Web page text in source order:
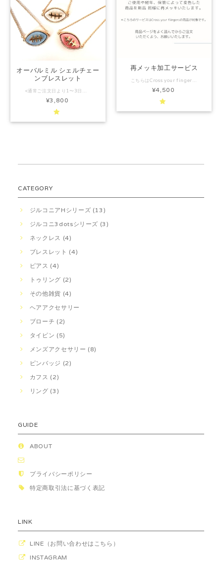
オーバルミル シェルチェー
ンブレスレット
<通常ご注文日より1〜3日以内（土日祝除く）の発送となります。特定期間発送作業をお休みさせて頂く場合はインスタグラム、及びショップトップページにてお知らせさせていただいております。> 商品のお問い合わせはLINEにてお気軽に♡→https://lin.ee/XDhzj7W かぶせ箱にリボンは有料ギフトラッピングイメージです。ご希望の場合はかならずオプションにてギフトラッピングをご選択ください。 特別な加工設備と高度な技術を持った限られた職人さんしか作ることができない、特別な素材であるフレンチプラスチック。 柔軟性が高く、手磨きで一つ一つ丁寧にに仕上げられています。 そんな貴重なフレンチプラスチックからとても綺麗なシェル調の３色を使用し、台座の周りには可愛らしいミル玉を配置したラグビーボールモチーフのブレスレットです。 他にはないラグビーグッズ、ラグビーアクセサリーをお探しの方、ラグビー好きな方へのプレゼントに是非♡ ＜ギフトラッピング/ペーパーバッグについて＞ オプションにてご選択ください。(オプションを選択せずに、備考欄に"ラッピング希望"等の記載があった場合には通常ラッピングにてお送りさせていただきます。) ギフト直送の場合、外装に「依頼主様」としてご注文者様のお名前を記載させていただきます。 納品書は同封致しません。ご入用の場合はご購入者様に別途メールさせていただきますので、備考欄にご記入ください。 ペーパーバッグは折り畳んで納品させていただきます。 （素材の特性上、若干の傷や押跡がついている場合がございます。ご了承ください。） 他のアイテムとセットでラッピングをご希望の場合は、どちらかの商品ページのオプションでラッピングをご選択ください。備考欄にセットにするアイテムをご記入ください。ご記入がない場合は、オプションをご選択いただいたページの商品のみラッピングさせていただきます。 尚、セットは2アイテムまでとさせていただきます。 例）ネックレス＋ピアスを一つのラッピングにする場合 ネックレス（もしくはピアス）の商品ページのオプションでラッピングを選択。 備考欄に”ネックレスとピアスを一緒にラッピング”と記入。 カラー（ピンク / ブルー） ホワイトの生産は終了させていただきました。 長さ 約16cm（＋アジャスター5cm） 素材 合金＜K18G鍍金＞、ブラスチック こちらの商品は金属アレルギーをおこしにくい鍍金を使用しています。 （ニッケル、クロム、マンガン、コバルトなど一般的にアレルギーを起こしやすい物質不使用） 商品のお問い合わせはLINEにてお気軽に♡→https://lin.ee/XDhzj7W ＜注意事項＞ 〜必ずご一読ください〜 メッキ製品のお取り扱いについて メッキ製品は特性上、特性上変色を避ける事ができません。 少しでも長く良い状態を保っていただくため、着用後は 必ず柔らかい布で拭き取り、保管をお願い致します。 特にお風呂場など湿気の多い場所は劣化を早めてしまいますので 避けていただくようお願いいたします。 ※アレルギーを起こしにくい素材を使用しておりますが、すべての方に金属アレルギー反応が出来ないこと(アレルギーフリー)を保証するものではございません。皮膚に異常を感じた場合は直ちにご使用を中止し、専門医にご相談ください。 ※ラッピングイメージは予告なく若干の変更をする場合があります。 ※ ご覧になっているモニターによって多少色の誤差があります。ご了承ください。 ※スポーツをする際やサウナなど高温場所でのご使用はお避けください。 ※誤飲防止のため乳幼児の手の届かない場所に保管してください。 ※着用後は柔らかい布などでふき取り大切に保管してください。
¥3,800
再メッキ加工サービス
こちらはCross your fingersのアクセサリーのみのサービスとなっております。 （ご購入経路は問いません。） Lineお友達限定クーポンは対象外とさせていただきます。 ご使用、経年、保管状態により、変色や色抜けしてしまったアクセサリーを新品同様にしてお戻しいたします。 メールでのご連絡が必須となりますので、 必ず
¥4,500
CATEGORY
ジルコニアHシリーズ (13)
ジルコニ3dotsシリーズ (3)
ネックレス (4)
ブレスレット (4)
ピアス (4)
トゥリング (2)
その他雑貨 (4)
ヘアアクセサリー
ブローチ (2)
タイピン (5)
メンズアクセサリー (8)
ピンバッジ (2)
カフス (2)
リング (3)
GUIDE
ABOUT
プライバシーポリシー
特定商取引法に基づく表記
LINK
LINE（お問い合わせはこちら）
INSTAGRAM